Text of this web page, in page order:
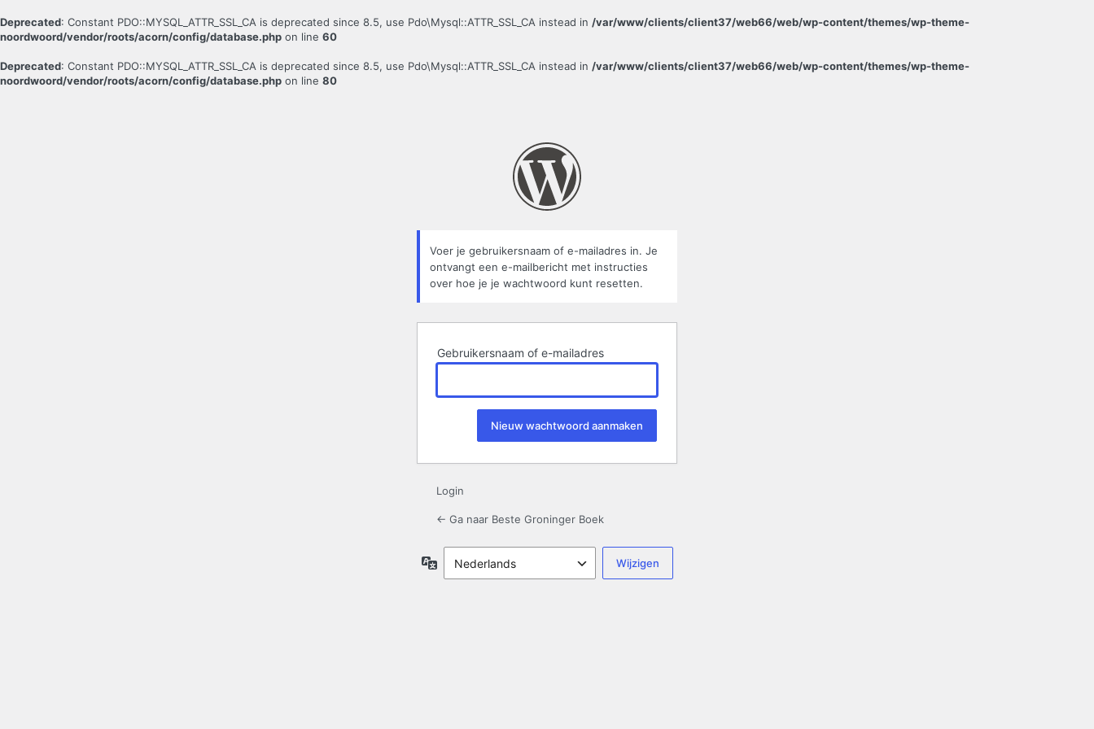
Deprecated: Constant PDO::MYSQL_ATTR_SSL_CA is deprecated since 8.5, use Pdo\Mysql::ATTR_SSL_CA instead in /var/www/clients/client37/web66/web/wp-content/themes/wp-theme-
noordwoord/vendor/roots/acorn/config/database.php on line 60
Deprecated: Constant PDO::MYSQL_ATTR_SSL_CA is deprecated since 8.5, use Pdo\Mysql::ATTR_SSL_CA instead in /var/www/clients/client37/web66/web/wp-content/themes/wp-theme-
noordwoord/vendor/roots/acorn/config/database.php on line 80
Voer je gebruikersnaam of e-mailadres in. Je
ontvangt een e-mailbericht met instructies
over hoe je je wachtwoord kunt resetten.
Gebruikersnaam of e-mailadres
Login
← Ga naar Beste Groninger Boek
Taal